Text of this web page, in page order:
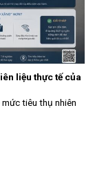
liệu thực tế của
tiêu thụ nhiên